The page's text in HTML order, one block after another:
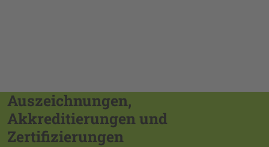
Auszeichnungen,
Akkreditierungen und
Zertifizierungen